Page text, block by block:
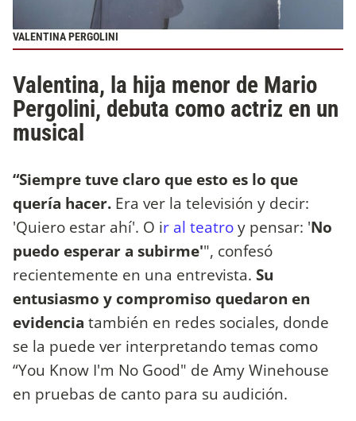
VALENTINA PERGOLINI
Valentina, la hija menor de Mario
Pergolini, debuta como actriz en un
musical
“Siempre tuve claro que esto es lo que
quería hacer. Era ver la televisión y decir:
'Quiero estar ahí'. O ir al teatroy pensar: 'No
puedo esperar a subirme'", confesó
recientemente en una entrevista. Su
entusiasmo y compromiso quedaron en
evidencia también en redes sociales, donde
se la puede ver interpretando temas como
“You Know I'm No Good" de Amy Winehouse
en pruebas de canto para su audición.